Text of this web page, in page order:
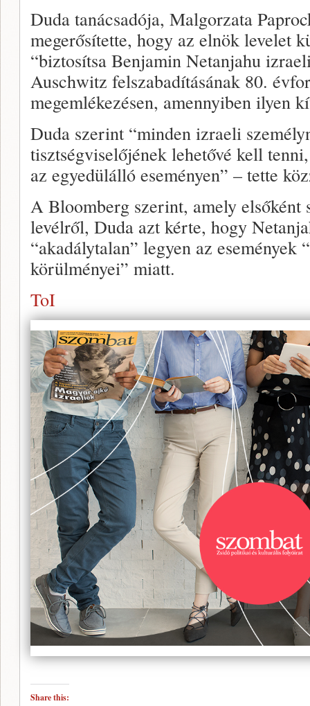
Duda tanácsadója, Malgorzata
megerősítette, hogy az elnök levelet
“biztosítsa Benjamin Netanjahu
Auschwitz felszabadításának 80.
megemlékezésen, amennyiben ilyen
Duda szerint “minden izraeli
tisztségviselőjének lehetővé kell
az egyedülálló eseményen” – tette
A Bloomberg szerint, amely elsőként
levélről, Duda azt kérte, hogy
“akadálytalan” legyen az események
körülményei” miatt.
ToI
Share this: